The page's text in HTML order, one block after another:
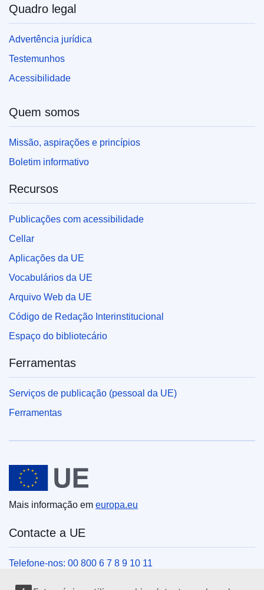
Quadro legal
Advertência jurídica
Testemunhos
Acessibilidade
Quem somos
Missão, aspirações e princípios
Boletim informativo
Recursos
Publicações com acessibilidade
Cellar
Aplicações da UE
Vocabulários da UE
Arquivo Web da UE
Código de Redação Interinstitucional
Espaço do bibliotecário
Ferramentas
Serviços de publicação (pessoal da UE)
Ferramentas
União Europeia
Mais informação em europa.eu
Contacte a UE
Telefone-nos: 00 800 6 7 8 9 10 11
Veja outros contactos telefónicos